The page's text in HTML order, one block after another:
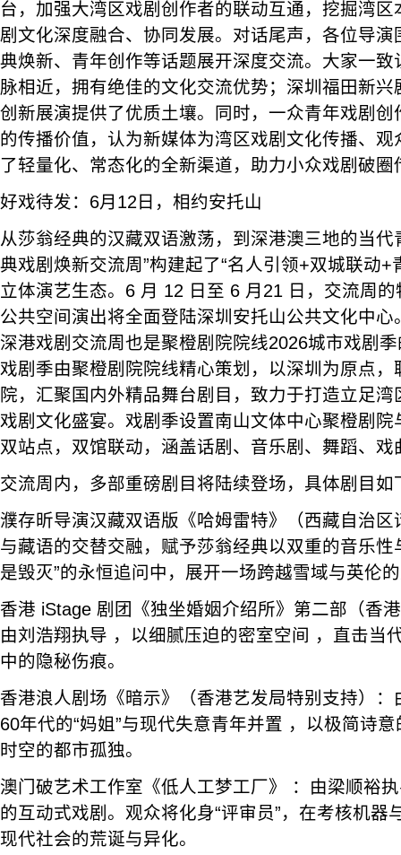
台，加强大湾区戏剧创作者的联动互通，挖掘湾
剧文化深度融合、协同发展。对话尾声，各位导
典焕新、青年创作等话题展开深度交流。大家一
脉相近，拥有绝佳的文化交流优势；深圳福田新
创新展演提供了优质土壤。同时，一众青年戏剧
的传播价值，认为新媒体为湾区戏剧文化传播、
了轻量化、常态化的全新渠道，助力小众戏剧破圈
好戏待发：6月12日，相约安托山
从莎翁经典的汉藏双语激荡，到深港澳三地的当代
典戏剧焕新交流周”构建起了“名人引领+双城联动+
立体演艺生态。6 月 12 日至 6 月21 日，交流周
公共空间演出将全面登陆深圳安托山公共文化中
深港戏剧交流周也是聚橙剧院院线2026城市戏剧
戏剧季由聚橙剧院院线精心策划，以深圳为原点，
院，汇聚国内外精品舞台剧目，致力于打造立足
戏剧文化盛宴。戏剧季设置南山文体中心聚橙剧
双站点，双馆联动，涵盖话剧、音乐剧、舞蹈、
交流周内，多部重磅剧目将陆续登场，具体剧目如
濮存昕导演汉藏双语版《哈姆雷特》（西藏自治
与藏语的交替交融，赋予莎翁经典以双重的音乐性
是毁灭”的永恒追问中，展开一场跨越雪域与英伦
香港 iStage 剧团《独坐婚姻介绍所》第二部（香
由刘浩翔执导 ，以细腻压迫的密室空间 ，直击当
中的隐秘伤痕。
香港浪人剧场《暗示》（香港艺发局特别支持）
60年代的“妈姐”与现代失意青年并置 ，以极简诗
时空的都市孤独。
澳门破艺术工作室《低人工梦工厂》 ：由梁顺裕
的互动式戏剧。观众将化身“评审员”，在考核机器
现代社会的荒诞与异化。